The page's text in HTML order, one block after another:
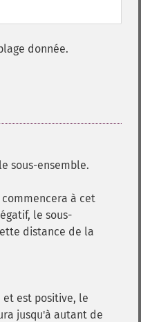
donnée.
sous-ensemble.
à cet
le sous-
distance de la
et est positive, le
jusqu'à autant de